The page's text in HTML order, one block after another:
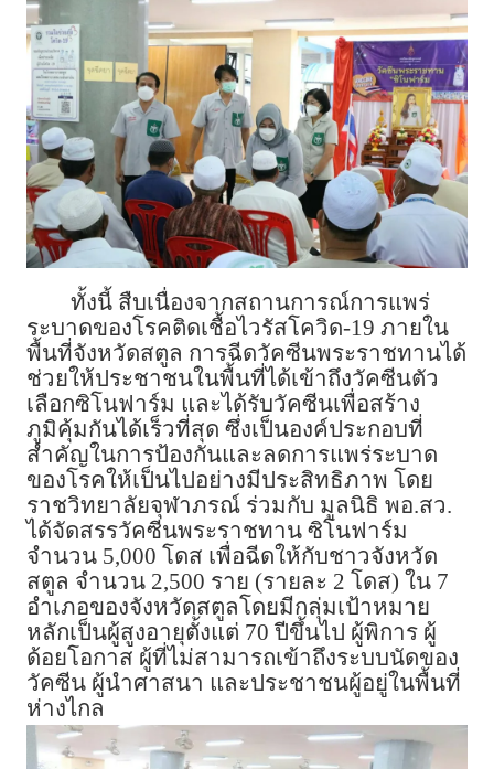
ทั้งนี้ สืบเนื่องจากสถานการณ์การแพร่
ระบาดของโรคติดเชื้อไวรัสโควิด-19 ภายใน
พื้นที่จังหวัดสตูล การฉีดวัคซีนพระราชทานได้
ช่วยให้ประชาชนในพื้นที่ได้เข้าถึงวัคซีนตัว
เลือกซิโนฟาร์ม และได้รับวัคซีนเพื่อสร้าง
ภูมิคุ้มกันได้เร็วที่สุด ซึ่งเป็นองค์ประกอบที่
สำคัญในการป้องกันและลดการแพร่ระบาด
ของโรคให้เป็นไปอย่างมีประสิทธิภาพ โดย
ราชวิทยาลัยจุฬาภรณ์ ร่วมกับ มูลนิธิ พอ.สว.
ได้จัดสรรวัคซีนพระราชทาน ซิโนฟาร์ม
จำนวน 5,000 โดส เพื่อฉีดให้กับชาวจังหวัด
สตูล จำนวน 2,500 ราย (รายละ 2 โดส) ใน 7
อำเภอของจังหวัดสตูลโดยมีกลุ่มเป้าหมาย
หลักเป็นผู้สูงอายุตั้งแต่ 70 ปีขึ้นไป ผู้พิการ ผู้
ด้อยโอกาส ผู้ที่ไม่สามารถเข้าถึงระบบนัดของ
วัคซีน ผู้นำศาสนา และประชาชนผู้อยู่ในพื้นที่
ห่างไกล